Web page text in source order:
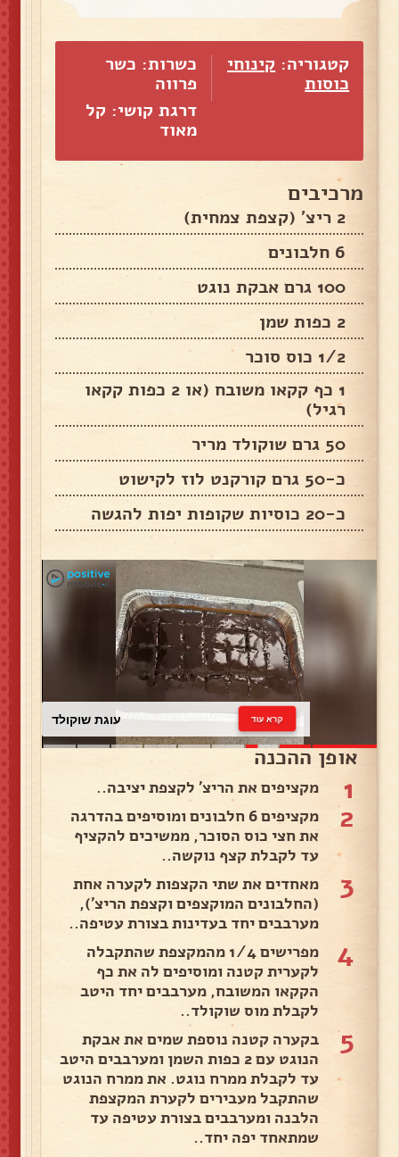
קטגוריה: קינוחי
כוסות
כשרות: כשר
פרווה
דרגת קושי: קל
מאוד
מרכיבים
2 ריצ' (קצפת צמחית)
6 חלבונים
100 גרם אבקת נוגט
2 כפות שמן
1/2 כוס סוכר
1 כף קקאו משובח (או 2 כפות קקאו
רגיל)
50 גרם שוקולד מריר
כ-50 גרם קורקנט לוז לקישוט
כ-20 כוסיות שקופות יפות להגשה
עוגת שוקולד קרא עוד
אופן ההכנה
1 מקציפים את הריצ' לקצפת יציבה..
2
מקציפים 6 חלבונים ומוסיפים בהדרגה
את חצי כוס הסוכר, ממשיכים להקציף
עד לקבלת קצף נוקשה..
3
מאחדים את שתי הקצפות לקערה אחת
(החלבונים המוקצפים וקצפת הריצ'),
מערבבים יחד בעדינות בצורת עטיפה..
4
מפרישים 1/4 מהמקצפת שהתקבלה
לקערית קטנה ומוסיפים לה את כף
הקקאו המשובח, מערבבים יחד היטב
לקבלת מוס שוקולד..
5
בקערה קטנה נוספת שמים את אבקת
הנוגט עם 2 כפות השמן ומערבבים היטב
עד לקבלת ממרח נוגט. את ממרח הנוגט
שהתקבל מעבירים לקערת המקצפת
הלבנה ומערבבים בצורת עטיפה עד
שמתאחד יפה יחד..